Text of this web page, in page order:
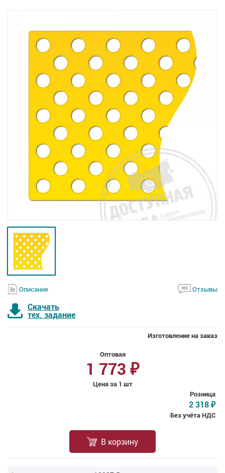
Описание Отзывы
Скачать
тех. задание
Изготовление на заказ
Оптовая
1 773 ₽
Цена за 1 шт
Розница
2 318 ₽
Без учёта НДС
В корзину